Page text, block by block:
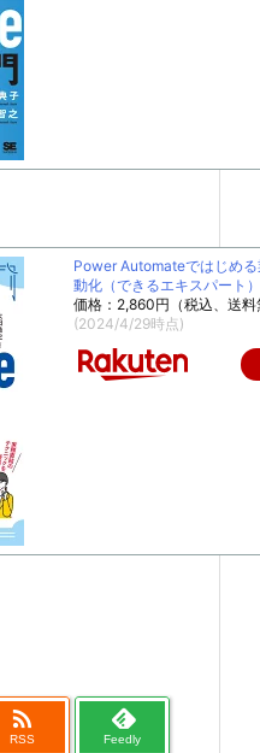
Power Automateではじめ
動化（できるエキスパート
価格：2,860円（税込、送料
(2024/4/29時点)

RSS Feedly